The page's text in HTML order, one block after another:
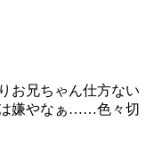
お兄ちゃん仕方ない
嫌やなぁ……色々切